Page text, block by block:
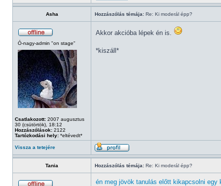
Asha Hozzászólás témája: Re: Ki moderál épp?
Ó-nagy-admin "on stage"
Csatlakozott: 2007 augusztus
30 (csütörtök), 18:12
Hozzászólások: 2122
Tartózkodási hely: *eltévedt*
Akkor akcióba lépek én is.
*kiszáll*
Vissza a tetejére
Tania Hozzászólás témája: Re: Ki moderál épp?
én meg jövök tanulás előtt kikapcsolni egy